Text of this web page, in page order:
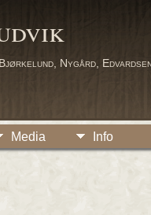
Nygård,
Media Info